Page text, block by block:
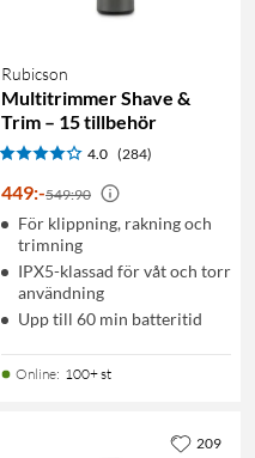
Rubicson
Multitrimmer Shave &
Trim – 15 tillbehör
4.0 (284)
449:-549:90
För klippning, rakning och
trimning
IPX5-klassad för våt och torr
användning
Upp till 60 min batteritid
Online: 100+ st
209